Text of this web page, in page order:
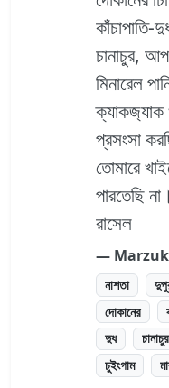
কাঁচাপাতি-
চানাচুর,
মিনারেল
ক্যাকজ‍্যাক
প্রসংসা
তোমারে
পারতেছি
রাসেল
― Marzuk
নাশতা
দোকানের
দুধ
চানাচুর
চুইংগাম